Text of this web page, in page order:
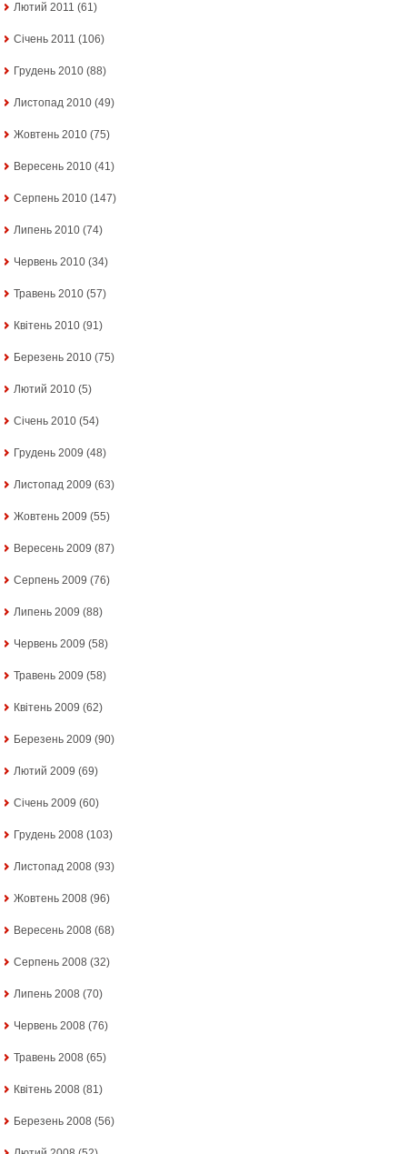
Лютий 2011 (61)
Січень 2011 (106)
Грудень 2010 (88)
Листопад 2010 (49)
Жовтень 2010 (75)
Вересень 2010 (41)
Серпень 2010 (147)
Липень 2010 (74)
Червень 2010 (34)
Травень 2010 (57)
Квітень 2010 (91)
Березень 2010 (75)
Лютий 2010 (5)
Січень 2010 (54)
Грудень 2009 (48)
Листопад 2009 (63)
Жовтень 2009 (55)
Вересень 2009 (87)
Серпень 2009 (76)
Липень 2009 (88)
Червень 2009 (58)
Травень 2009 (58)
Квітень 2009 (62)
Березень 2009 (90)
Лютий 2009 (69)
Січень 2009 (60)
Грудень 2008 (103)
Листопад 2008 (93)
Жовтень 2008 (96)
Вересень 2008 (68)
Серпень 2008 (32)
Липень 2008 (70)
Червень 2008 (76)
Травень 2008 (65)
Квітень 2008 (81)
Березень 2008 (56)